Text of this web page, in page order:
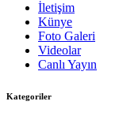
İletişim
Künye
Foto Galeri
Videolar
Canlı Yayın
Kategoriler